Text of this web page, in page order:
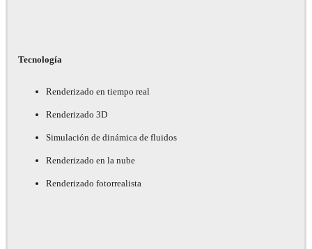
Tecnología
Renderizado en tiempo real
Renderizado 3D
Simulación de dinámica de fluidos
Renderizado en la nube
Renderizado fotorrealista